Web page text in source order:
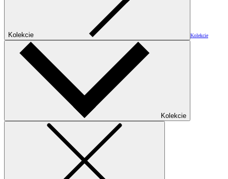
Kolekcie Kolekcie
Kolekcie